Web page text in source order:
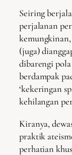
Seiring
perjalanan
(juga)
dibarengi
berdampak
‘kekeringan
kehilangan
Kiranya,
praktik
perhatian